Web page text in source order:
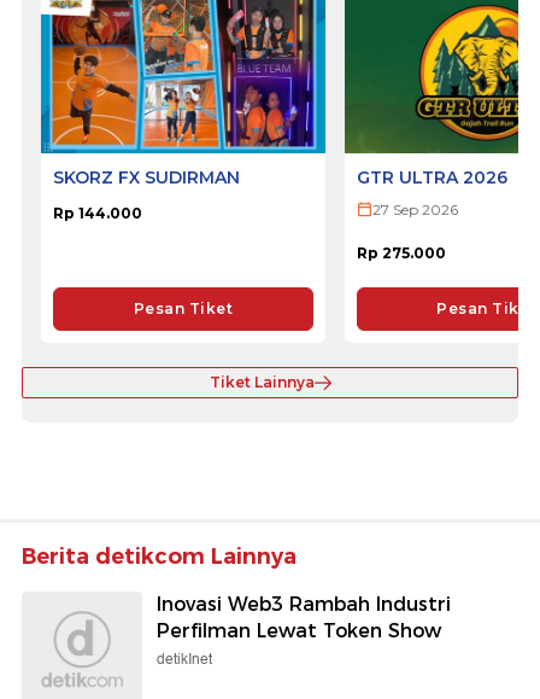
SKORZ FX SUDIRMAN
Rp 144.000
Pesan Tiket
GTR ULTRA 2026
27 Sep 2026
Rp 275.000
Pesan Tiket
Tiket Lainnya
Berita detikcom Lainnya
Inovasi Web3 Rambah Industri
Perfilman Lewat Token Show
detikInet